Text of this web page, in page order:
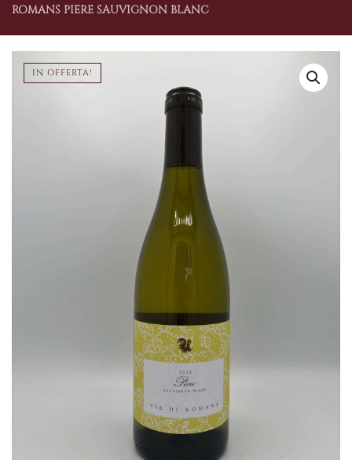
ROMANS PIERE SAUVIGNON BLANC
IN OFFERTA!